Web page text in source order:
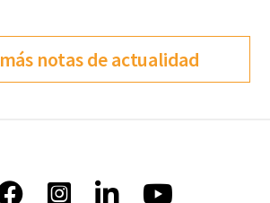
notas de actualidad